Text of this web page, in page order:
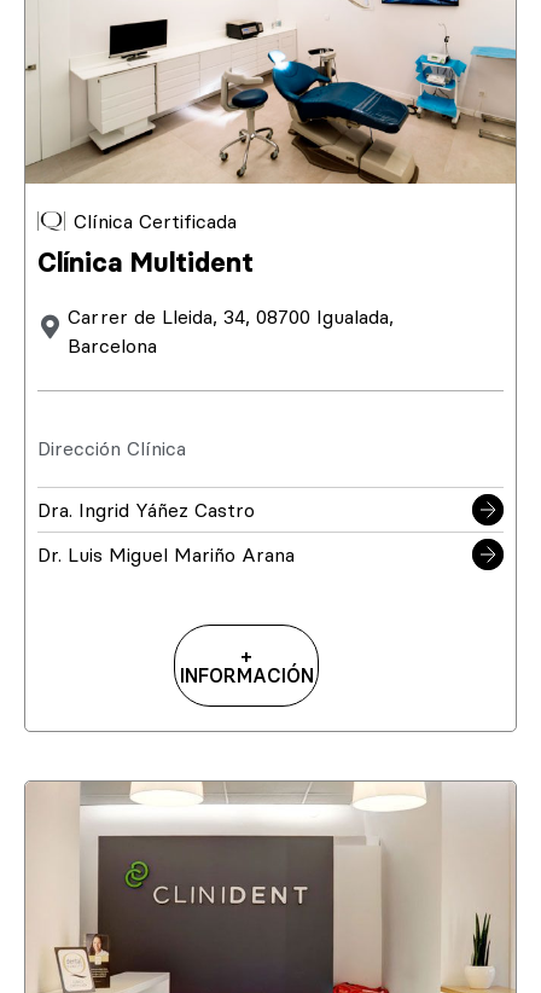
Clínica Certificada
Clínica Multident
Carrer de Lleida, 34, 08700 Igualada,
Barcelona
Dirección Clínica
Dra. Ingrid Yáñez Castro
Dr. Luis Miguel Mariño Arana
+
INFORMACIÓN